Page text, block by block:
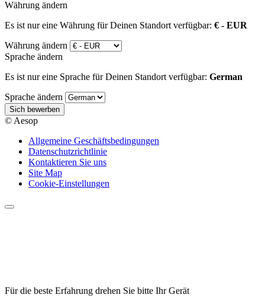
Währung ändern
Es ist nur eine Währung für Deinen Standort verfügbar: € - EUR
Währung ändern
Sprache ändern
Es ist nur eine Sprache für Deinen Standort verfügbar: German
Sprache ändern
Sich bewerben
© Aesop
Allgemeine Geschäftsbedingungen
Datenschutzrichtlinie
Kontaktieren Sie uns
Site Map
Cookie-Einstellungen
Für die beste Erfahrung drehen Sie bitte Ihr Gerät